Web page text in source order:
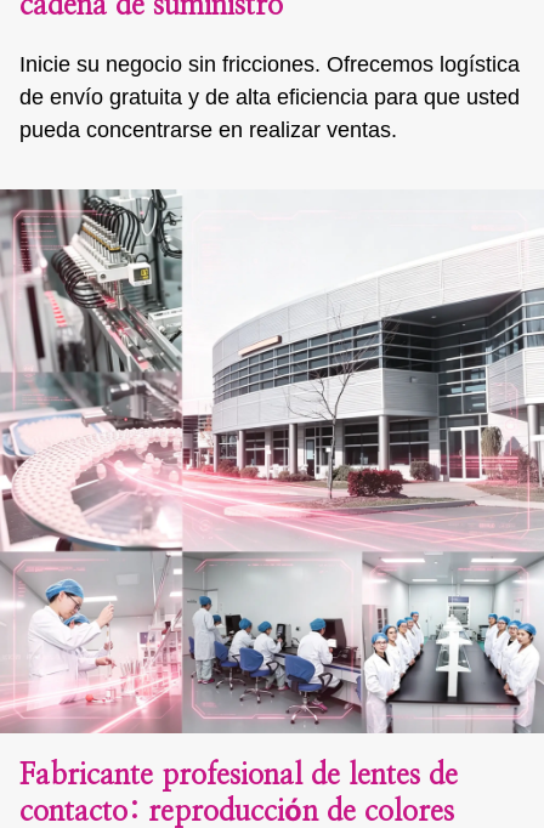
cadena de suministro
Inicie su negocio sin fricciones. Ofrecemos logística
de envío gratuita y de alta eficiencia para que usted
pueda concentrarse en realizar ventas.
Fabricante profesional de lentes de
contacto: reproducción de colores